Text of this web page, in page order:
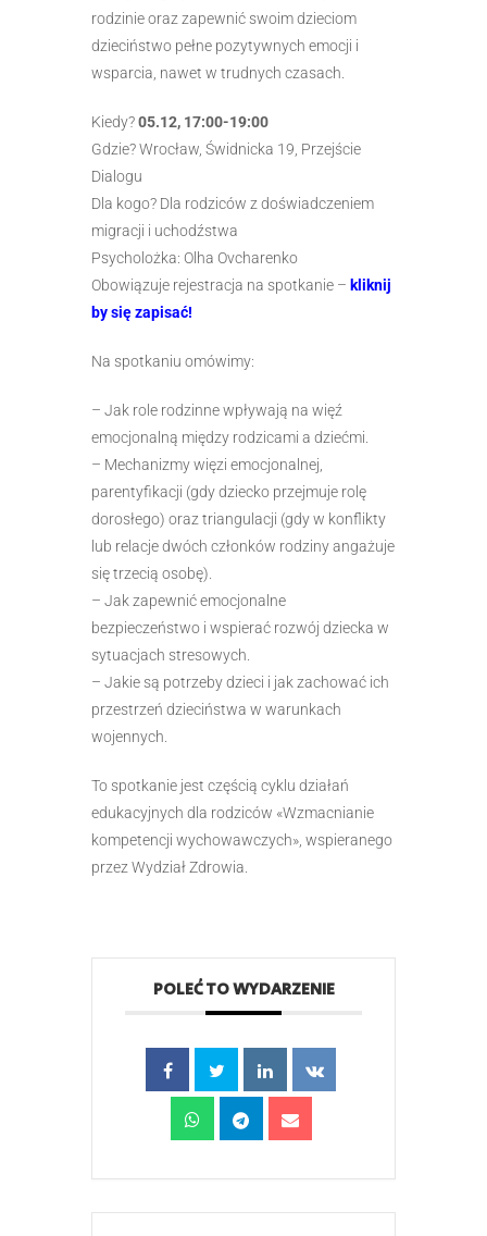
rodzinie oraz zapewnić swoim dzieciom
dzieciństwo pełne pozytywnych emocji i
wsparcia, nawet w trudnych czasach.
Kiedy?05.12, 17:00-19:00
Gdzie? Wrocław, Świdnicka 19, Przejście
Dialogu
Dla kogo? Dla rodziców z doświadczeniem
migracji i uchodźstwa
Psycholożka: Olha Ovcharenko
Obowiązuje rejestracja na spotkanie – kliknij
by się zapisać!
Na spotkaniu omówimy:
– Jak role rodzinne wpływają na więź
emocjonalną między rodzicami a dziećmi.
– Mechanizmy więzi emocjonalnej,
parentyfikacji (gdy dziecko przejmuje rolę
dorosłego) oraz triangulacji (gdy w konflikty
lub relacje dwóch członków rodziny angażuje
się trzecią osobę).
– Jak zapewnić emocjonalne
bezpieczeństwo i wspierać rozwój dziecka w
sytuacjach stresowych.
– Jakie są potrzeby dzieci i jak zachować ich
przestrzeń dzieciństwa w warunkach
wojennych.
To spotkanie jest częścią cyklu działań
edukacyjnych dla rodziców «Wzmacnianie
kompetencji wychowawczych», wspieranego
przez Wydział Zdrowia.
POLEĆ TO WYDARZENIE